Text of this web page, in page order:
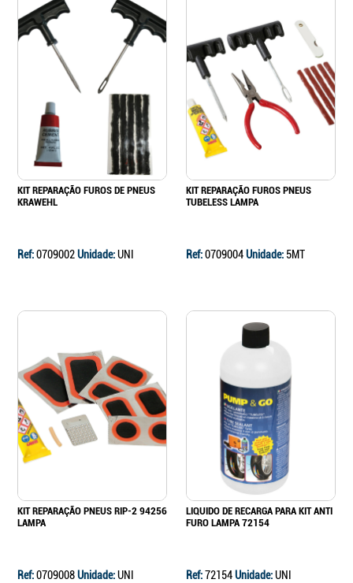
KIT REPARAÇÃO FUROS DE PNEUS
KRAWEHL
Ref:0709002Unidade:UNI
KIT REPARAÇÃO FUROS PNEUS
TUBELESS LAMPA
Ref:0709004Unidade: 5MT
KIT REPARAÇÃO PNEUS RIP-2 94256
LAMPA
Ref:0709008Unidade:UNI
LIQUIDO DE RECARGA PARA KIT ANTI
FURO LAMPA 72154
Ref:72154Unidade:UNI